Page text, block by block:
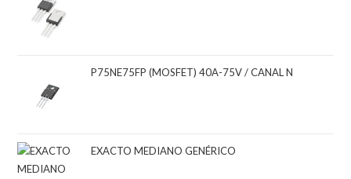
P75NE75FP (MOSFET) 40A-75V / CANAL N
EXACTO MEDIANO GENÉRICO